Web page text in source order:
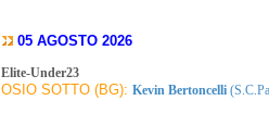
05 AGOSTO 2026
Elite-Under23
OSIO SOTTO (BG): Kevin Bertoncelli